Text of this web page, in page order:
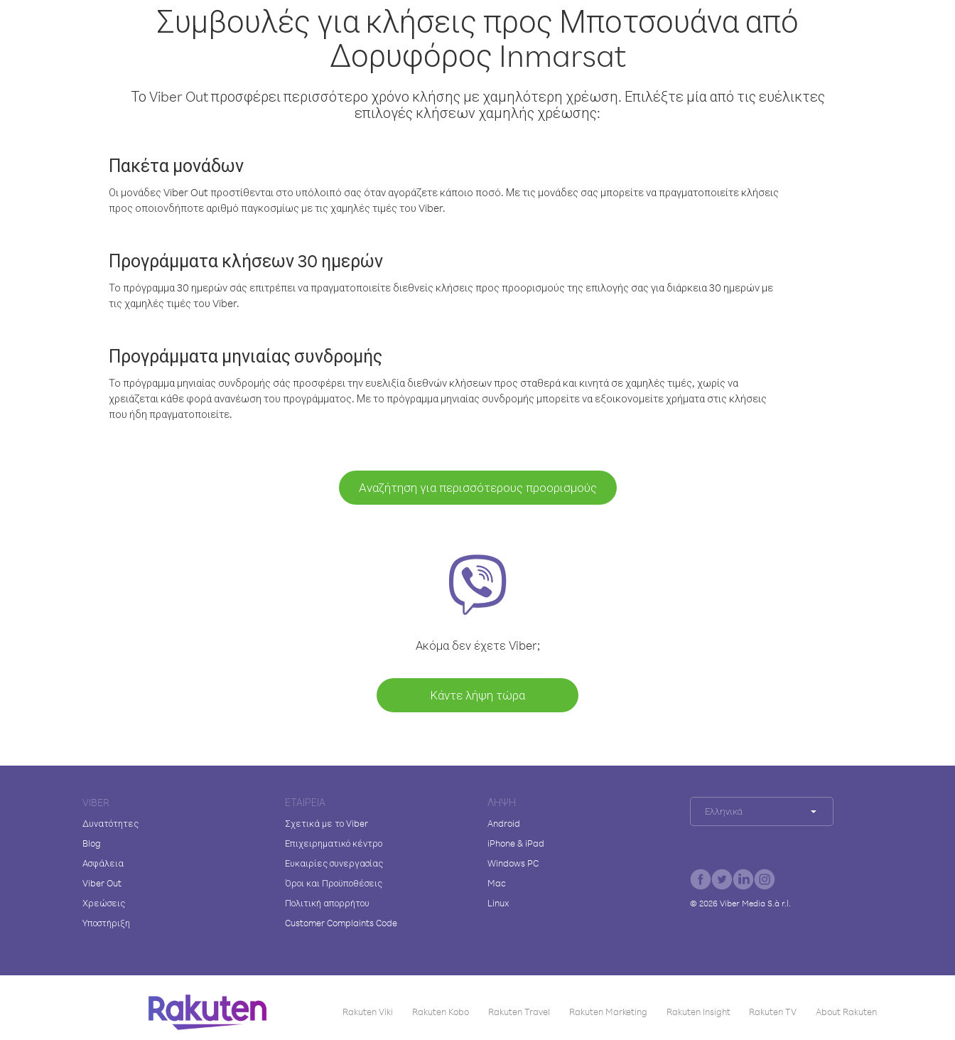
Συμβουλές για κλήσεις προς Μποτσουάνα από
Δορυφόρος Inmarsat
Το Viber Out προσφέρει περισσότερο χρόνο κλήσης με χαμηλότερη χρέωση. Επιλέξτε μία από τις ευέλικτες
επιλογές κλήσεων χαμηλής χρέωσης:
Πακέτα μονάδων
Οι μονάδες Viber Out προστίθενται στο υπόλοιπό σας όταν αγοράζετε κάποιο ποσό. Με τις μονάδες σας μπορείτε να πραγματοποιείτε κλήσεις
προς οποιονδήποτε αριθμό παγκοσμίως με τις χαμηλές τιμές του Viber.
Προγράμματα κλήσεων 30 ημερών
Το πρόγραμμα 30 ημερών σάς επιτρέπει να πραγματοποιείτε διεθνείς κλήσεις προς προορισμούς της επιλογής σας για διάρκεια 30 ημερών με
τις χαμηλές τιμές του Viber.
Προγράμματα μηνιαίας συνδρομής
Το πρόγραμμα μηνιαίας συνδρομής σάς προσφέρει την ευελιξία διεθνών κλήσεων προς σταθερά και κινητά σε χαμηλές τιμές, χωρίς να
χρειάζεται κάθε φορά ανανέωση του προγράμματος. Με το πρόγραμμα μηνιαίας συνδρομής μπορείτε να εξοικονομείτε χρήματα στις κλήσεις
που ήδη πραγματοποιείτε.
Αναζήτηση για περισσότερους προορισμούς
Ακόμα δεν έχετε Viber;
Κάντε λήψη τώρα
VIBER
Δυνατότητες
Blog
Ασφάλεια
Viber Out
Χρεώσεις
Υποστήριξη
ΕΤΑΙΡΕΊΑ
Σχετικά με το Viber
Επιχειρηματικό κέντρο
Ευκαιρίες συνεργασίας
Όροι και Προϋποθέσεις
Πολιτική απορρήτου
Customer Complaints Code
ΛΉΨΗ
Android
iPhone & iPad
Windows PC
Mac
Linux
Ελληνικά
© 2026 Viber Media S.à r.l.
Rakuten Viki Rakuten Kobo Rakuten Travel Rakuten Marketing Rakuten Insight Rakuten TV About Rakuten